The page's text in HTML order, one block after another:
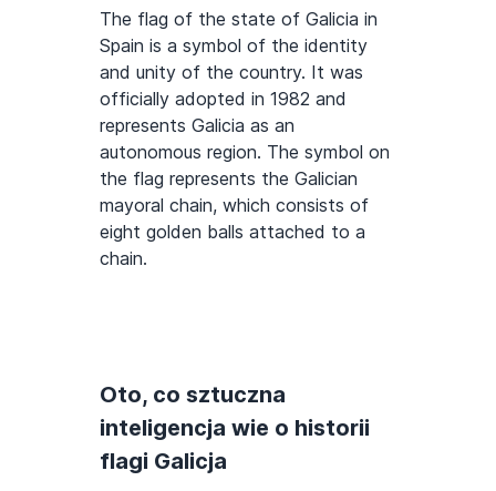
The flag of the state of Galicia in
Spain is a symbol of the identity
and unity of the country. It was
officially adopted in 1982 and
represents Galicia as an
autonomous region. The symbol on
the flag represents the Galician
mayoral chain, which consists of
eight golden balls attached to a
chain.
Oto, co sztuczna
inteligencja wie o historii
flagi Galicja